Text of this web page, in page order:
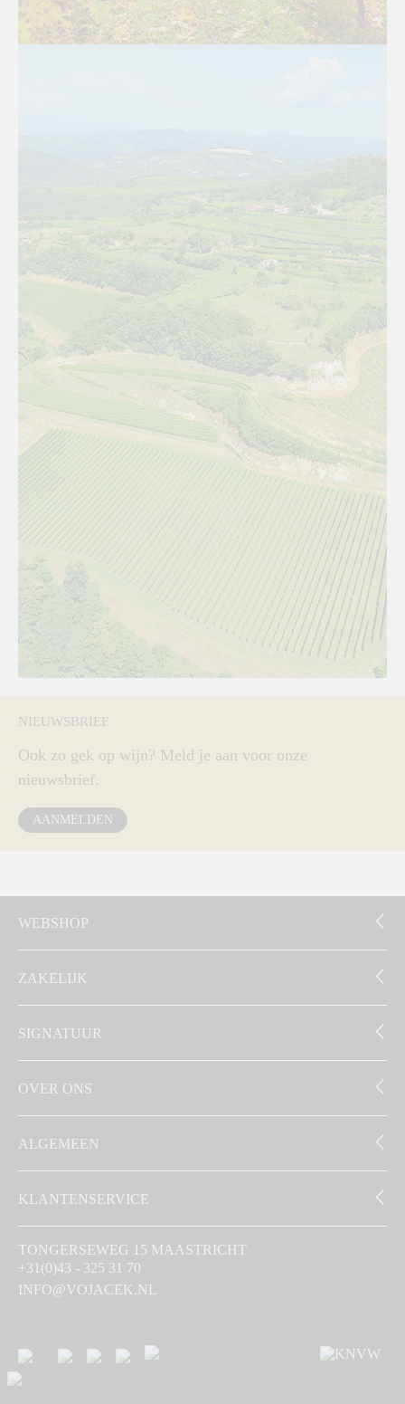
NIEUWSBRIEF
Ook zo gek op wijn? Meld je aan voor onze
nieuwsbrief.
AANMELDEN
WEBSHOP
ZAKELIJK
SIGNATUUR
OVER ONS
ALGEMEEN
KLANTENSERVICE
TONGERSEWEG 15 MAASTRICHT
+31(0)43 - 325 31 70
INFO@VOJACEK.NL